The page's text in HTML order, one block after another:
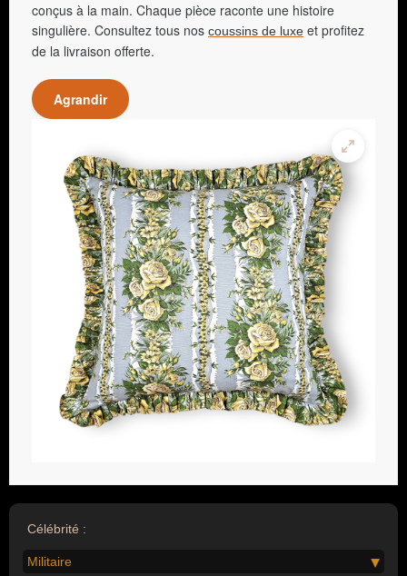
conçus à la main. Chaque pièce raconte une histoire
singulière. Consultez tous nos coussins de luxe et profitez
de la livraison offerte.
Agrandir
Célébrité :
Militaire